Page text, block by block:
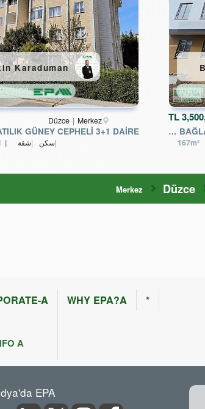
TL
EPA UĞURDAN YENİ BAĞLANTI YOLU ATAKENT SİTESİ SATILIK 3+1
167m²
Düzce Merkez
سكن شقة
UĞUR GAYRİMENKUL
Karaduman
Düzce
Merkez
A
A
WHY EPA?A *
EPA